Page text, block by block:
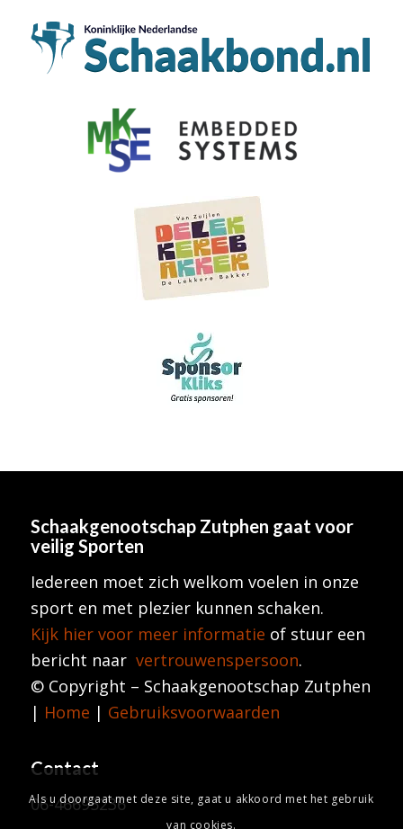
Schaakgenootschap Zutphen gaat voor
veilig Sporten
Iedereen moet zich welkom voelen in onze
sport en met plezier kunnen schaken.
Kijk hier voor meer informatie of stuur een
bericht naar vertrouwenspersoon.
© Copyright – Schaakgenootschap Zutphen
| Home | Gebruiksvoorwaarden
Contact
06-46695236
Als u doorgaat met deze site, gaat u akkoord met het gebruik
van cookies.